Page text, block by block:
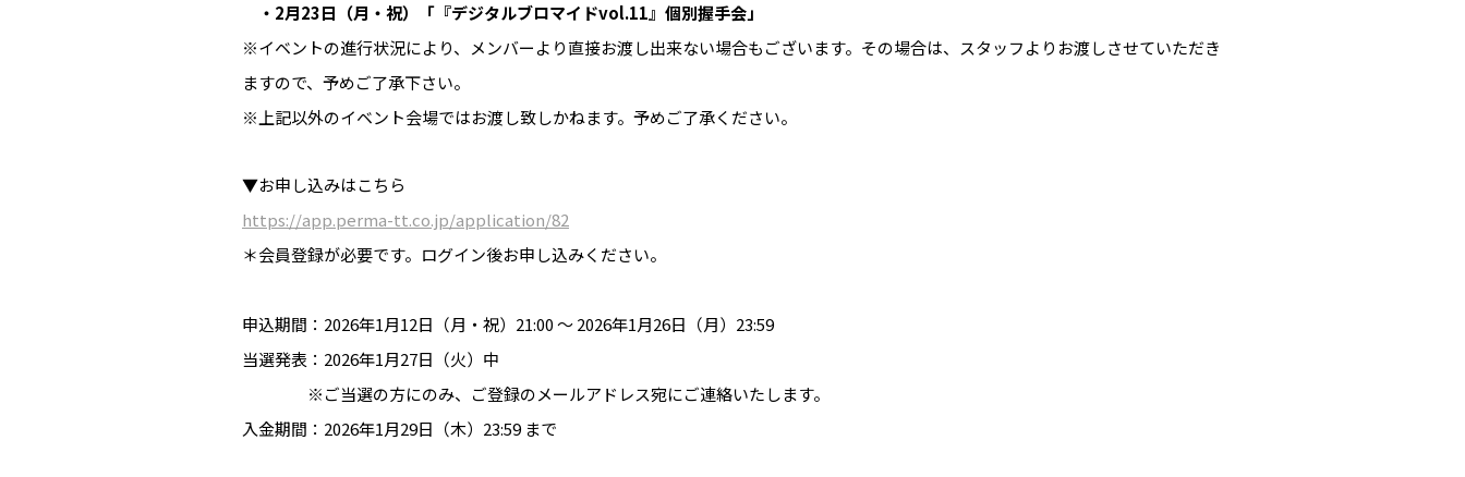
・2月23日（月・祝）「『デジタルブロマイドvol.11』個別握手会」
※イベントの進行状況により、メンバーより直接お渡し出来ない場合もございます。その場合は、スタッフよりお渡しさせていただき
ますので、予めご了承下さい。
※上記以外のイベント会場ではお渡し致しかねます。予めご了承ください。
▼お申し込みはこちら
https://app.perma-tt.co.jp/application/82
＊会員登録が必要です。ログイン後お申し込みください。
申込期間：2026年1月12日（月・祝）21:00 〜 2026年1月26日（月）23:59
当選発表：2026年1月27日（火）中
※ご当選の方にのみ、ご登録のメールアドレス宛にご連絡いたします。
入金期間：2026年1月29日（木）23:59 まで